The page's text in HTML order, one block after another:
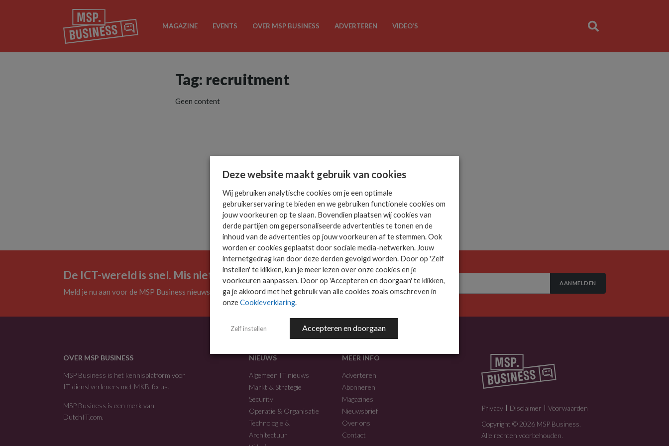
MAGAZINE EVENTS OVER MSP BUSINESS ADVERTEREN VIDEO’S
Tag: recruitment
Geen content
De ICT-wereld is snel. Mis niets.
Meld je nu aan voor de MSP Business nieuwsbrief.
AANMELDEN
OVER MSP BUSINESS
MSP Business is het kennisplatform voor
IT-dienstverleners met MKB-focus.
MSP Business is een merk van
DutchIT.com
NIEUWS
Algemeen IT nieuws
Markt & Strategie
Security
Operatie & Organisatie
Technologie &
Architectuur
MEER INFO
Adverteren
Abonneren
Magazines
Nieuwsbrief
Over ons
Contact
Privacy Disclaimer
Voorwaarden
Copyright © 2026 MSP Business.
Alle rechten voorbehouden.
Deze website maakt gebruik van cookies
Wij gebruiken analytische cookies om je een optimale
gebruikerservaring te bieden en we gebruiken functionele cookies om
jouw voorkeuren op te slaan. Bovendien plaatsen wij cookies van
derde partijen om gepersonaliseerde advertenties te tonen en de
inhoud van de advertenties op jouw voorkeuren af te stemmen. Ook
worden er cookies geplaatst door sociale media-netwerken. Jouw
internetgedrag kan door deze derden gevolgd worden. Door op 'Zelf
instellen' te klikken, kun je meer lezen over onze cookies en je
voorkeuren aanpassen. Door op 'Accepteren en doorgaan' te klikken,
ga je akkoord met het gebruik van alle cookies zoals omschreven in
onzeCookieverklaring.
Zelf instellen Accepteren en doorgaan